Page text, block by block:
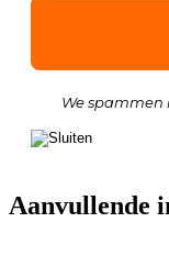
We spammen
Aanvullende